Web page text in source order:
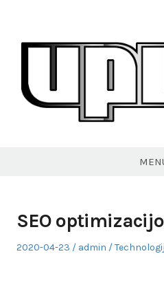
content
SEO
Posted
2020-04-23 Author
admin
Posted